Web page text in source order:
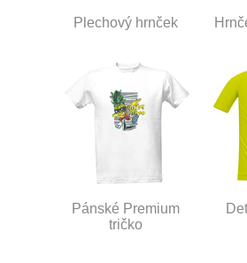
Plechový hrnček
Pánské Premium
tričko